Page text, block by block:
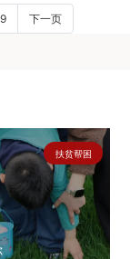
下一页
扶贫帮困